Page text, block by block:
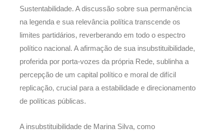
Sustentabilidade. A discussão sobre sua permanência
na legenda e sua relevância política transcende os
limites partidários, reverberando em todo o espectro
político nacional. A afirmação de sua insubstituibilidade,
proferida por porta-vozes da própria Rede, sublinha a
percepção de um capital político e moral de difícil
replicação, crucial para a estabilidade e direcionamento
de políticas públicas.
A insubstituibilidade de Marina Silva, como